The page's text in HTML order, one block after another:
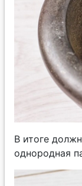
В итоге
однородная